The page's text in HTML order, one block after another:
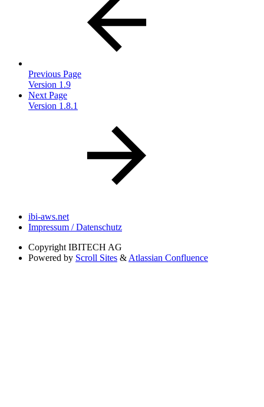
Previous Page
Version 1.9
Next Page
Version 1.8.1
ibi-aws.net
Impressum / Datenschutz
Copyright IBITECH AG
Powered by Scroll Sites & Atlassian Confluence